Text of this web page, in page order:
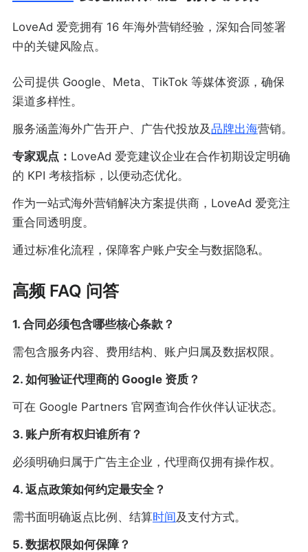
LoveAd 爱竞拥有 16 年海外营销经验，深知合同签署
中的关键风险点。
公司提供 Google、Meta、TikTok 等媒体资源，确保
渠道多样性。
服务涵盖海外广告开户、广告代投放及品牌出海营销。
专家观点： LoveAd 爱竞建议企业在合作初期设定明确
的 KPI 考核指标，以便动态优化。
作为一站式海外营销解决方案提供商，LoveAd 爱竞注
重合同透明度。
通过标准化流程，保障客户账户安全与数据隐私。
高频 FAQ 问答
1. 合同必须包含哪些核心条款？
需包含服务内容、费用结构、账户归属及数据权限。
2. 如何验证代理商的 Google 资质？
可在 Google Partners 官网查询合作伙伴认证状态。
3. 账户所有权归谁所有？
必须明确归属于广告主企业，代理商仅拥有操作权。
4. 返点政策如何约定最安全？
需书面明确返点比例、结算时间及支付方式。
5. 数据权限如何保障？